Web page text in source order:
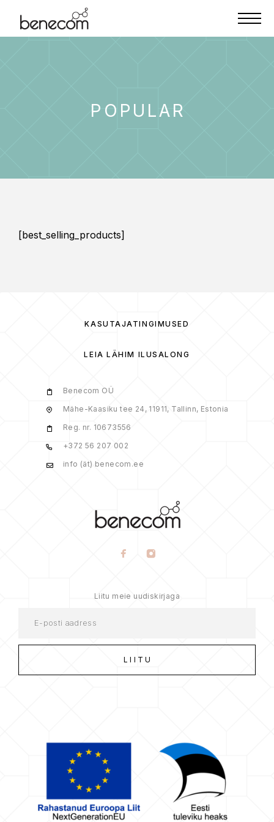
POPULAR
[best_selling_products]
KASUTAJATINGIMUSED
LEIA LÄHIM ILUSALONG
Benecom OÜ
Mähe-Kaasiku tee 24, 11911, Tallinn, Estonia
Reg. nr. 10673556
+372 56 207 002
info (ät) benecom.ee
Liitu meie uudiskirjaga